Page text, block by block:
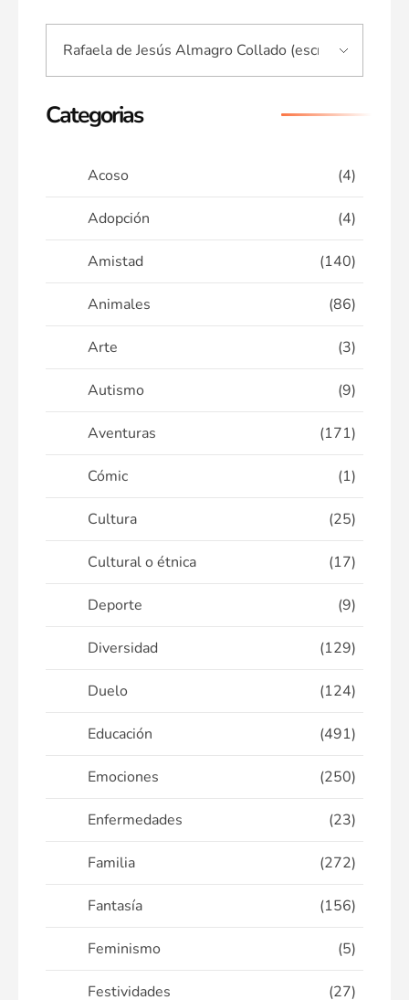
Categorias
Acoso (4)
Adopción (4)
Amistad (140)
Animales (86)
Arte (3)
Autismo (9)
Aventuras (171)
Cómic (1)
Cultura (25)
Cultural o étnica (17)
Deporte (9)
Diversidad (129)
Duelo (124)
Educación (491)
Emociones (250)
Enfermedades (23)
Familia (272)
Fantasía (156)
Feminismo (5)
Festividades (27)